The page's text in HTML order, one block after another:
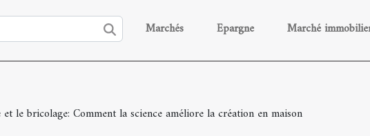
Marchés Epargne Marché
le bricolage: Comment la science améliore la création en maison